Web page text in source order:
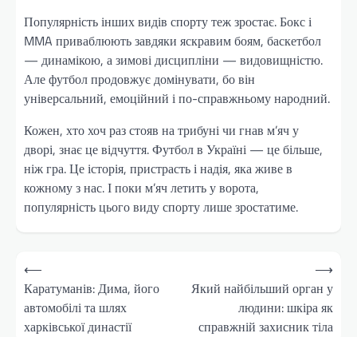
Популярність інших видів спорту теж зростає. Бокс і
MMA приваблюють завдяки яскравим боям, баскетбол
— динамікою, а зимові дисципліни — видовищністю.
Але футбол продовжує домінувати, бо він
універсальний, емоційний і по-справжньому народний.
Кожен, хто хоч раз стояв на трибуні чи гнав м’яч у
дворі, знає це відчуття. Футбол в Україні — це більше,
ніж гра. Це історія, пристрасть і надія, яка живе в
кожному з нас. І поки м’яч летить у ворота,
популярність цього виду спорту лише зростатиме.
Навігація
записів
⟵
Каратуманів: Дима, його
автомобілі та шлях
харківської династії
Який найбільший орган у
людини: шкіра як
справжній захисник тіла
⟶